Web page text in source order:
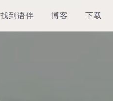
找到语伴 博客 下载